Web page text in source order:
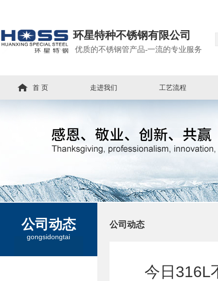
环星特种不锈钢有限公司
优质的不锈钢管产品-一流的专业服务
首 页 走进我们 工艺流程
公司动态
gongsidongtai
公司动态
今日316L